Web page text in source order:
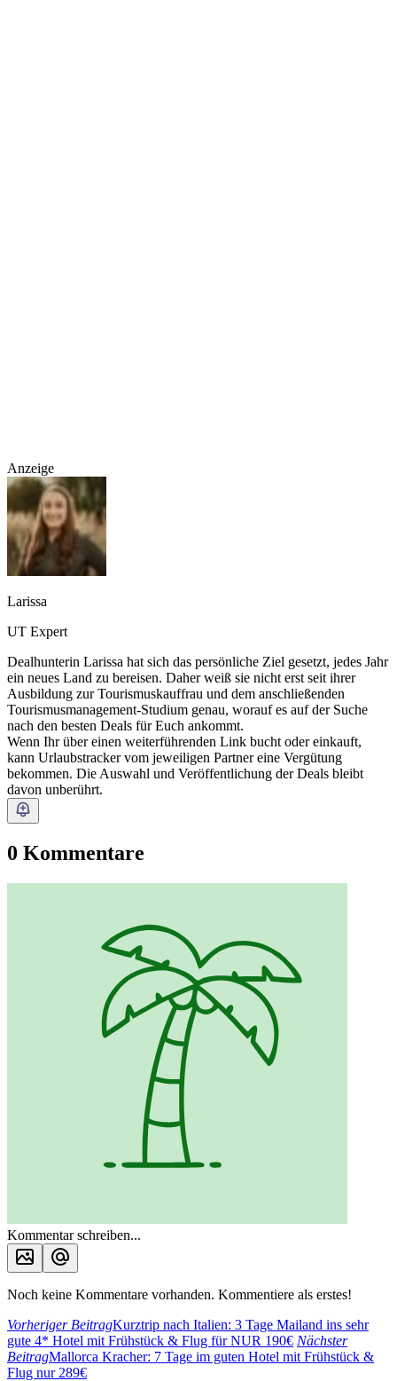
Anzeige
Larissa
UT Expert
Dealhunterin Larissa hat sich das persönliche Ziel gesetzt, jedes Jahr
ein neues Land zu bereisen. Daher weiß sie nicht erst seit ihrer
Ausbildung zur Tourismuskauffrau und dem anschließenden
Tourismusmanagement-Studium genau, worauf es auf der Suche
nach den besten Deals für Euch ankommt.
Wenn Ihr über einen weiterführenden Link bucht oder einkauft,
kann Urlaubstracker vom jeweiligen Partner eine Vergütung
bekommen. Die Auswahl und Veröffentlichung der Deals bleibt
davon unberührt.
0 Kommentare
Kommentar schreiben...
Noch keine Kommentare vorhanden. Kommentiere als erstes!
Vorheriger BeitragKurztrip nach Italien: 3 Tage Mailand ins sehr
gute 4* Hotel mit Frühstück & Flug für NUR 190€ Nächster
BeitragMallorca Kracher: 7 Tage im guten Hotel mit Frühstück &
Flug nur 289€